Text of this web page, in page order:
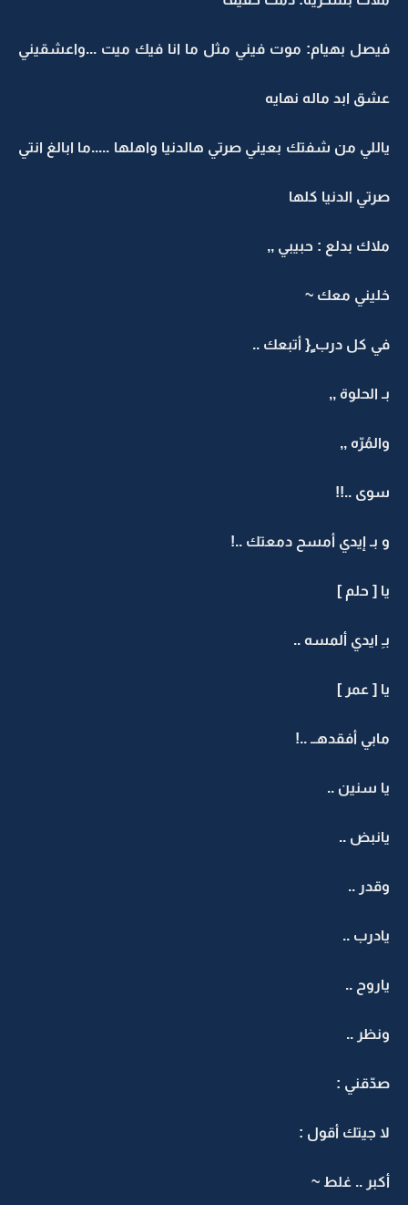
فيصل بهيام: موت فيني مثل ما انا فيك ميت ...واعشقيني
عشق ابد ماله نهايه
ياللي من شفتك بعيني صرتي هالدنيا واهلها .....ما ابالغ انتي
صرتي الدنيا كلها
ملاك بدلع : حبيبي ,,
خليني معك ~
في كل درب ٍ{ أتبعك ..
بـ الحلوة ,,
والمُرّه ,,
سوى ..!!
و بـ إيدي أمسح دمعتك ..!
يا [ حلم ]
بـِ ايدي ألمسه ..
يا [ عمر ]
مابي أفقدهــ ..!
يا سنين ..
يانبض ..
وقدر ..
يادرب ..
ياروح ..
ونظر ..
صدّقني :
لا جيتك أقول :
أكبر .. غلط ~